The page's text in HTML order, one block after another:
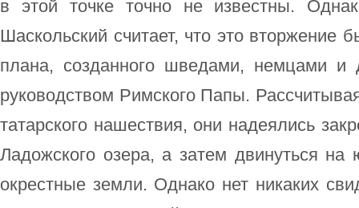
в этой точке точно не известны.
Шаскольский считает, что это вторжение
плана, созданного шведами, немцами и
руководством Римского Папы.
татарского нашествия, они надеялись
Ладожского озера, а затем двинуться на
окрестные земли. Однако нет никаких